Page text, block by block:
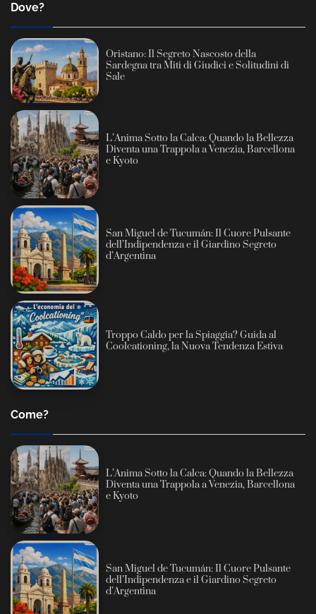
Dove?
Oristano: Il Segreto Nascosto della
Sardegna tra Miti di Giudici e Solitudini di
Sale
L’Anima Sotto la Calca: Quando la Bellezza
Diventa una Trappola a Venezia, Barcellona
e Kyoto
San Miguel de Tucumán: Il Cuore Pulsante
dell’Indipendenza e il Giardino Segreto
d’Argentina
Troppo Caldo per la Spiaggia? Guida al
Coolcationing, la Nuova Tendenza Estiva
Come?
L’Anima Sotto la Calca: Quando la Bellezza
Diventa una Trappola a Venezia, Barcellona
e Kyoto
San Miguel de Tucumán: Il Cuore Pulsante
dell’Indipendenza e il Giardino Segreto
d’Argentina